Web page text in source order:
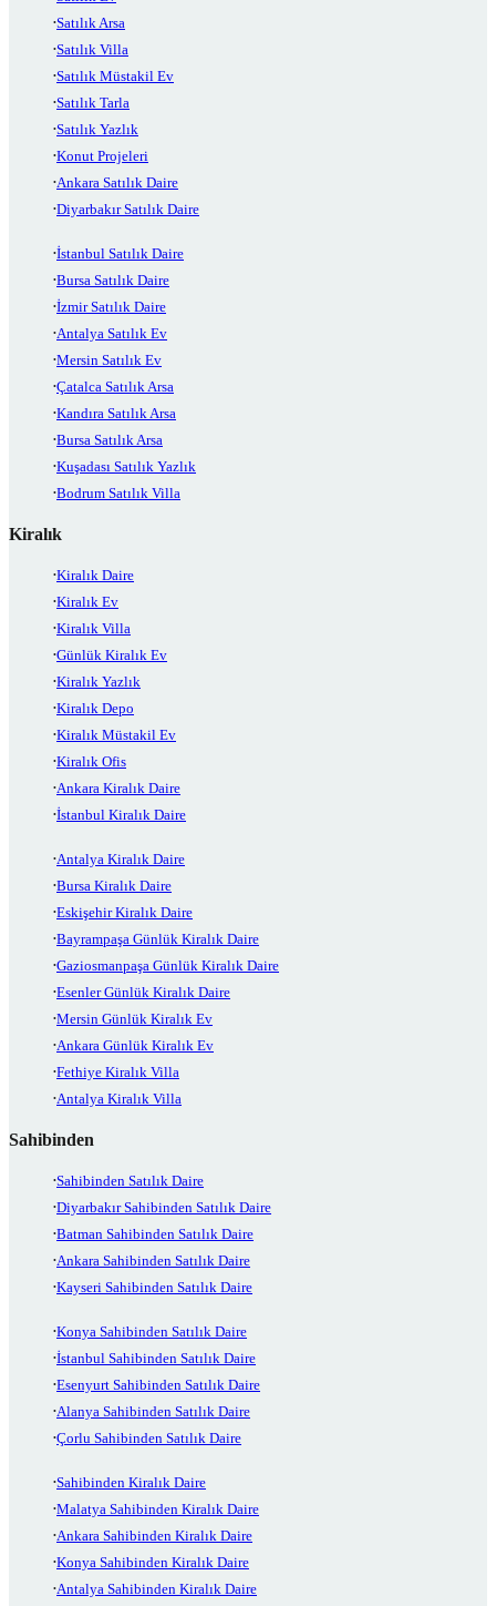
Satılık Arsa
Satılık Villa
Satılık Müstakil Ev
Satılık Tarla
Satılık Yazlık
Konut Projeleri
Ankara Satılık Daire
Diyarbakır Satılık Daire
İstanbul Satılık Daire
Bursa Satılık Daire
İzmir Satılık Daire
Antalya Satılık Ev
Mersin Satılık Ev
Çatalca Satılık Arsa
Kandıra Satılık Arsa
Bursa Satılık Arsa
Kuşadası Satılık Yazlık
Bodrum Satılık Villa
Kiralık
Kiralık Daire
Kiralık Ev
Kiralık Villa
Günlük Kiralık Ev
Kiralık Yazlık
Kiralık Depo
Kiralık Müstakil Ev
Kiralık Ofis
Ankara Kiralık Daire
İstanbul Kiralık Daire
Antalya Kiralık Daire
Bursa Kiralık Daire
Eskişehir Kiralık Daire
Bayrampaşa Günlük Kiralık Daire
Gaziosmanpaşa Günlük Kiralık Daire
Esenler Günlük Kiralık Daire
Mersin Günlük Kiralık Ev
Ankara Günlük Kiralık Ev
Fethiye Kiralık Villa
Antalya Kiralık Villa
Sahibinden
Sahibinden Satılık Daire
Diyarbakır Sahibinden Satılık Daire
Batman Sahibinden Satılık Daire
Ankara Sahibinden Satılık Daire
Kayseri Sahibinden Satılık Daire
Konya Sahibinden Satılık Daire
İstanbul Sahibinden Satılık Daire
Esenyurt Sahibinden Satılık Daire
Alanya Sahibinden Satılık Daire
Çorlu Sahibinden Satılık Daire
Sahibinden Kiralık Daire
Malatya Sahibinden Kiralık Daire
Ankara Sahibinden Kiralık Daire
Konya Sahibinden Kiralık Daire
Antalya Sahibinden Kiralık Daire